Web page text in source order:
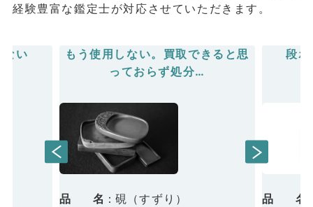
経験豊富な鑑定⼠が対応させていただきます。
ない
もう使⽤しない。買取できると思
っておらず処分…
品 名 硯 （すずり）
段
品 名